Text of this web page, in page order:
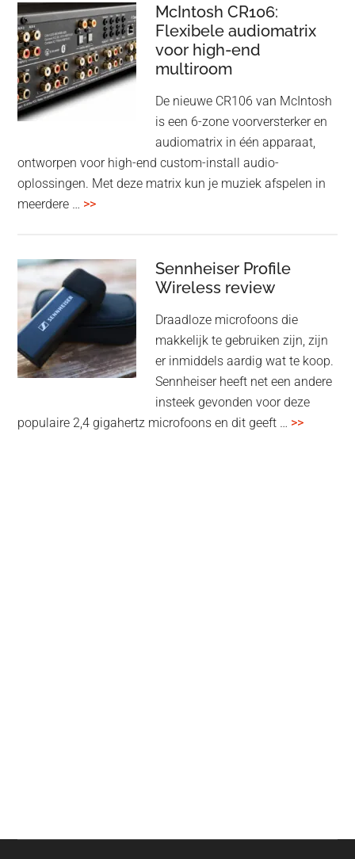
Adaptive
noise
cancelling
–
4
McIntosh CR106:
Flexibele audiomatrix
voor high-end
multiroom
De nieuwe CR106 van McIntosh
is een 6-zone voorversterker en
audiomatrix in één apparaat,
ontworpen voor high-end custom-install audio-
oplossingen. Met deze matrix kun je muziek afspelen in
meerdere … >>overMcIntosh
audiomatrix
voor
high-
end
multiroom
Sennheiser Profile
Wireless review
Draadloze microfoons die
makkelijk te gebruiken zijn, zijn
er inmiddels aardig wat te koop.
Sennheiser heeft net een andere
insteek gevonden voor deze
populaire 2,4 gigahertz microfoons en dit geeft … >>